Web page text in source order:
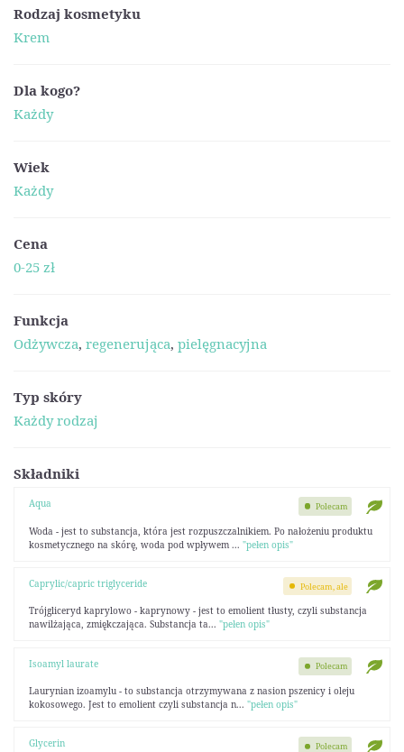
Rodzaj kosmetyku
Krem
Dla kogo?
Każdy
Wiek
Każdy
Cena
0-25 zł
Funkcja
Odżywcza, regenerująca, pielęgnacyjna
Typ skóry
Każdy rodzaj
Składniki
Aqua
Woda - jest to substancja, która jest rozpuszczalnikiem. Po nałożeniu produktu
kosmetycznego na skórę, woda pod wpływem ... "pełen opis"
Polecam
Caprylic/capric triglyceride
Trójgliceryd kaprylowo - kaprynowy - jest to emolient tłusty, czyli substancja
nawilżająca, zmiękczająca. Substancja ta... "pełen opis"
Polecam, ale
Isoamyl laurate
Laurynian izoamylu - to substancja otrzymywana z nasion pszenicy i oleju
kokosowego. Jest to emolient czyli substancja n... "pełen opis"
Polecam
Glycerin Polecam